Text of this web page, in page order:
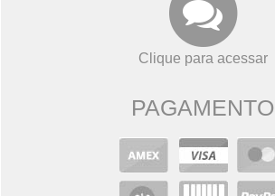
Clique para acessar
PAGAMENTO